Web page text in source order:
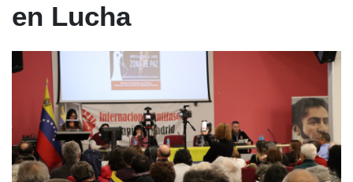
en Lucha